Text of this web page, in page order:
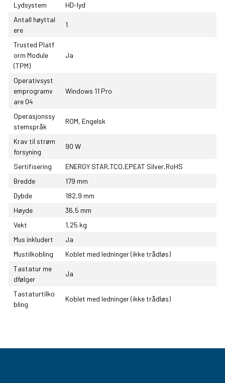
Lydsystem
HD-lyd
Antall høyttal
ere
1
Trusted Platf
orm Module
(TPM)
Ja
Operativsyst
emprogramv
are 04
Windows 11 Pro
Operasjonssy
stemspråk
ROM, Engelsk
Krav til strøm
forsyning
90 W
Sertifisering
ENERGY STAR,TCO,EPEAT Silver,RoHS
Bredde
179 mm
Dybde
182,9 mm
Høyde
36,5 mm
Vekt
1,25 kg
Mus inkludert
Ja
Mustilkobling
Koblet med ledninger (ikke trådløs)
Tastatur me
dfølger
Ja
Tastaturtilko
bling
Koblet med ledninger (ikke trådløs)